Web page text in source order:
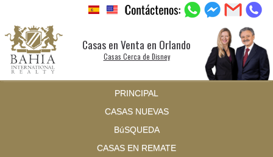
Casas en Venta en Orlando
Casas Cerca de Disney
PRINCIPAL
CASAS NUEVAS
BúSQUEDA
CASAS EN REMATE